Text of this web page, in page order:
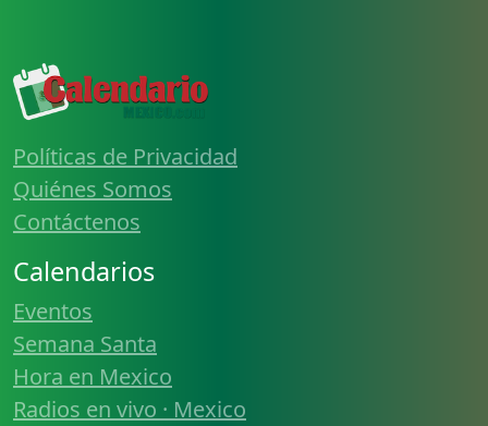
Políticas de Privacidad
Quiénes Somos
Contáctenos
Calendarios
Eventos
Semana Santa
Hora en Mexico
Radios en vivo · Mexico